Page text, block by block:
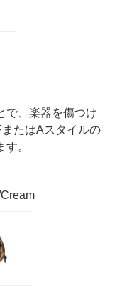
で、楽器を傷つけ
たはAスタイルの
。